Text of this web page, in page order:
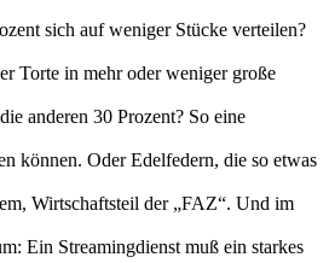
sich auf weniger Stücke verteilen?
Torte in mehr oder weniger große
anderen 30 Prozent? So eine
können. Oder Edelfedern, die so etwas
Wirtschaftsteil der „FAZ“. Und im
Ein Streamingdienst muß ein starkes